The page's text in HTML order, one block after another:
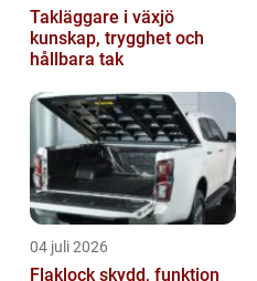
Takläggare i växjö
kunskap, trygghet och
hållbara tak
04 juli 2026
Flaklock skydd, funktion